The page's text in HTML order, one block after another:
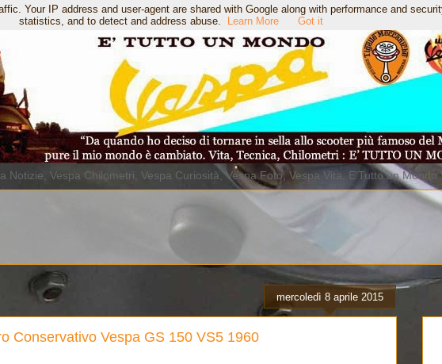
Notizie, Vespa Chilometri, Vespa Curiosità, Vespa Foto, Vespa Vita. E'Tutto un
mercoledì 8 aprile 2015
Conservativo Vespa GS 150 VS5 1960
Your IP address and user-agent are shared with Google along with performance and
statistics, and to detect and address abuse.
Learn More Got it